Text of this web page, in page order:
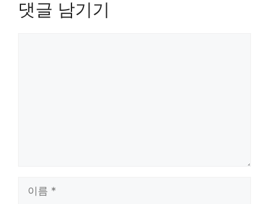
댓글 남기기